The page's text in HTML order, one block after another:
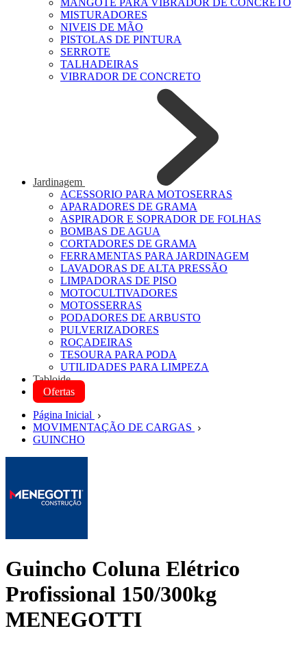
MANGOTE PARA VIBRADOR DE CONCRETO
MISTURADORES
NIVEIS DE MÃO
PISTOLAS DE PINTURA
SERROTE
TALHADEIRAS
VIBRADOR DE CONCRETO
Jardinagem
ACESSORIO PARA MOTOSERRAS
APARADORES DE GRAMA
ASPIRADOR E SOPRADOR DE FOLHAS
BOMBAS DE AGUA
CORTADORES DE GRAMA
FERRAMENTAS PARA JARDINAGEM
LAVADORAS DE ALTA PRESSÃO
LIMPADORAS DE PISO
MOTOCULTIVADORES
MOTOSSERRAS
PODADORES DE ARBUSTO
PULVERIZADORES
ROÇADEIRAS
TESOURA PARA PODA
UTILIDADES PARA LIMPEZA
Tabloide
Ofertas
Página Inicial
MOVIMENTAÇÃO DE CARGAS
GUINCHO
Guincho Coluna Elétrico
Profissional 150/300kg
MENEGOTTI